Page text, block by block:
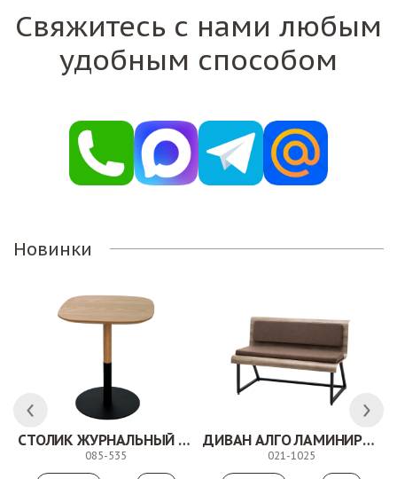
Свяжитесь с нами любым
удобным способом
Новинки
СТОЛИК ЖУРНАЛЬНЫЙ ТОЛЕДО
085-535
ДИВАН АЛГО ЛАМИНИРОВАННЫЙ
021-1025